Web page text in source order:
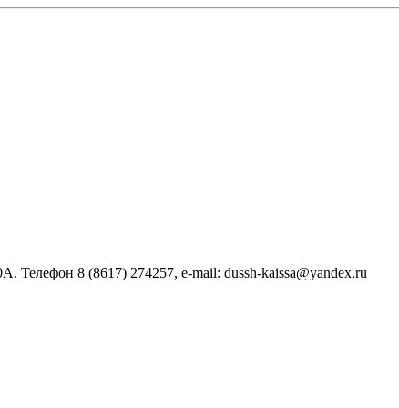
Телефон 8 (8617) 274257, e-mail: dussh-kaissa@yandex.ru